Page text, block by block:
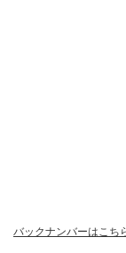
バックナンバーはこ